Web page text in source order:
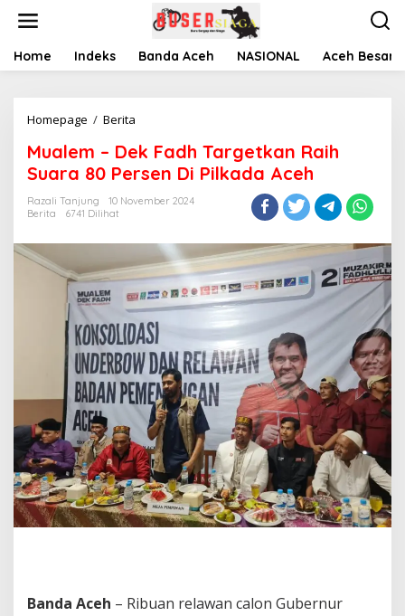
t
Home Indeks Banda Aceh NASIONAL Aceh Besar
Homepage / Berita
a
l
e
m
k
F
a
d
h
T
a
r
g
e
k
a
n
R
a
i
r
Mualem – Dek Fadh Targetkan Raih
Suara 80 Persen Di Pilkada Aceh
Razali Tanjung
10 November 2024
Berita
6741 Dilihat
Banda Aceh – Ribuan relawan calon Gubernur